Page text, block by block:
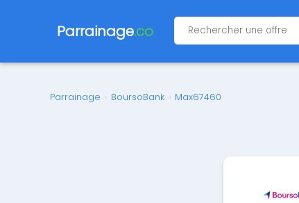
Parrainage.co
Parrainage › BoursoBank › Max67460